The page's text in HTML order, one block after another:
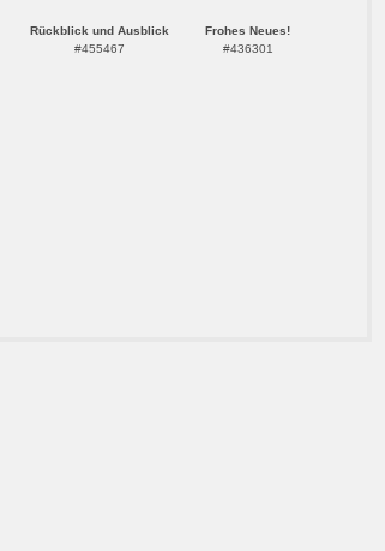
Rückblick und Ausblick
#455467
Frohes Neues!
#436301